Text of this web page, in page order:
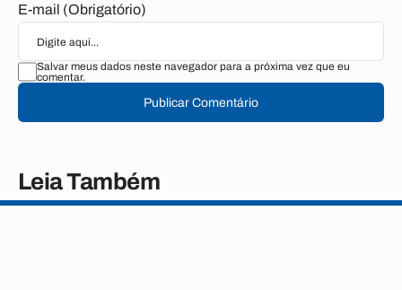
E-mail (Obrigatório)
Salvar meus dados neste navegador para a próxima vez que eu
comentar.
Publicar Comentário
Leia Também